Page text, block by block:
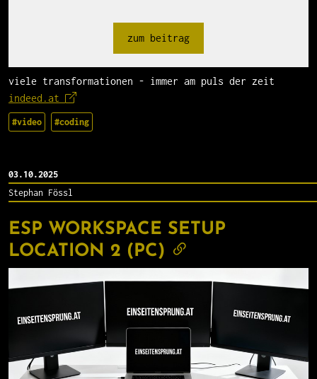
zum beitrag
viele transformationen - immer am puls der zeit
indeed.at
#video #coding
03.10.2025
Stephan Fössl
ESP WORKSPACE SETUP
LOCATION 2 (PC)